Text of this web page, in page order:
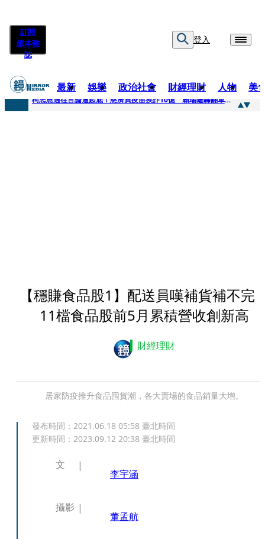
訂閱
紙本雜
誌
登入
最新 娛樂 政治社會 財經理財 人物 美
快訊
柯志恩過往言論遭起底！慈濟買疫苗挨詐10億 賴瑞隆轟翻車：應為當年錯誤道歉
【穩賺食品股1】配送員嘆補貨補不
11檔食品股前5月累積營收創新高
財經理財
居家防疫推升食品囤貨潮，各大賣場的食品銷量大增。
發布時間： 2021.06.18 05:58 臺北時間
更新時間： 2023.09.12 20:38 臺北時間
文
李宇涵
攝影
董孟航